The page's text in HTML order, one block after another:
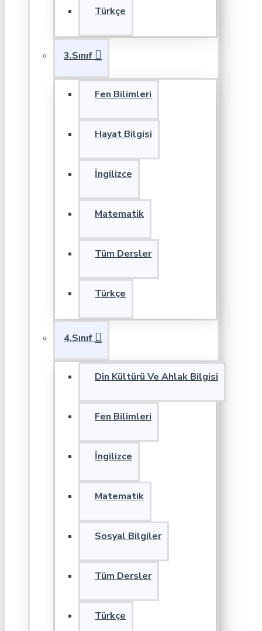
Türkçe
3.Sınıf
Fen Bilimleri
Hayat Bilgisi
İngilizce
Matematik
Tüm Dersler
Türkçe
4.Sınıf
Din Kültürü Ve Ahlak Bilgisi
Fen Bilimleri
İngilizce
Matematik
Sosyal Bilgiler
Tüm Dersler
Türkçe